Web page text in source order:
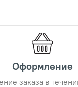
Оформление
заказа в